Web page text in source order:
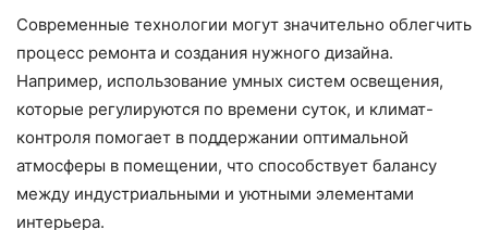
Современные технологии могут значительно облегчить
процесс ремонта и создания нужного дизайна.
Например, использование умных систем освещения,
которые регулируются по времени суток, и климат-
контроля помогает в поддержании оптимальной
атмосферы в помещении, что способствует балансу
между индустриальными и уютными элементами
интерьера.